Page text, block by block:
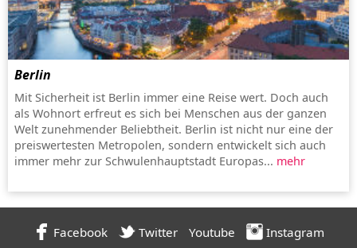
Berlin
Mit Sicherheit ist Berlin immer eine Reise wert. Doch auch
als Wohnort erfreut es sich bei Menschen aus der ganzen
Welt zunehmender Beliebtheit. Berlin ist nicht nur eine der
preiswertesten Metropolen, sondern entwickelt sich auch
immer mehr zur Schwulenhauptstadt Europas... mehr
Facebook Twitter Youtube Instagram